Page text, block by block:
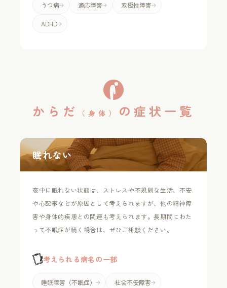
うつ病 適応障害 双極性障害
ADHD
からだ （身体） の 症状一覧
夜中に眠れない状態は、ストレスや不規則な生活、不安
や心配事などが原因として考えられますが、他の精神障
害や身体的疾患との関連も考えられます。長期間にわた
って不眠症が続く場合は、ぜひご相談ください。
考えられる病名の一部
睡眠障害（不眠症） 社会不安障害
眠れない